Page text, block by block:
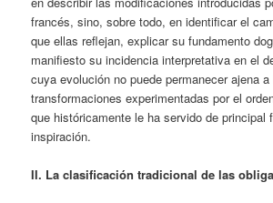
francés, sino, sobre todo, en identificar el
que ellas reflejan, explicar su fundamento
manifiesto su incidencia interpretativa en el
cuya evolución no puede permanecer ajena
transformaciones experimentadas por el
que históricamente le ha servido de principal
inspiración.
II. La clasificación tradicional de las